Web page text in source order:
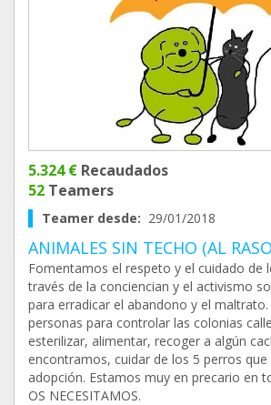
5.324 € Recaudados
52 Teamers
Teamer desde: 29/01/2018
ANIMALES SIN TECHO (AL
Fomentamos el respeto y el cuidado de
través de la conciencian y el activismo
para erradicar el abandono y el
personas para controlar las colonias
esterilizar, alimentar, recoger a algún
encontramos, cuidar de los 5 perros
adopción. Estamos muy en precario en
OS NECESITAMOS.